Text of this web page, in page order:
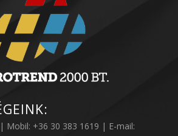
Mobil: +36 30 383 1619 | E-mail: